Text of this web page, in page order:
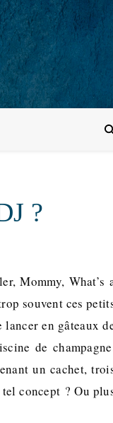
?
Mommy, What’s
souvent ces
en gâteaux
de
un cachet,
concept ? Ou